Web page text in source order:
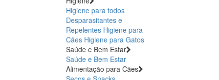
Higiene para todos
Desparasitantes e
Repelentes Higiene para
Cães Higiene para Gatos
Saúde e Bem Estar
Saúde e Bem Estar
Alimentação para Cães